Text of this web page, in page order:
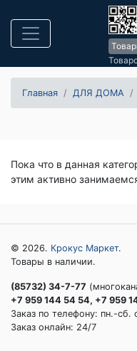
Главная ДЛЯ ДОМА
Пока что в данная
этим активно
© 2026. Крокус Маркет.
Товары в наличии.
(85732) 34-7-77
+7 959 144 54 54, +7 959
Заказ по телефону: пн.-сб.
Заказ онлайн: 24/7